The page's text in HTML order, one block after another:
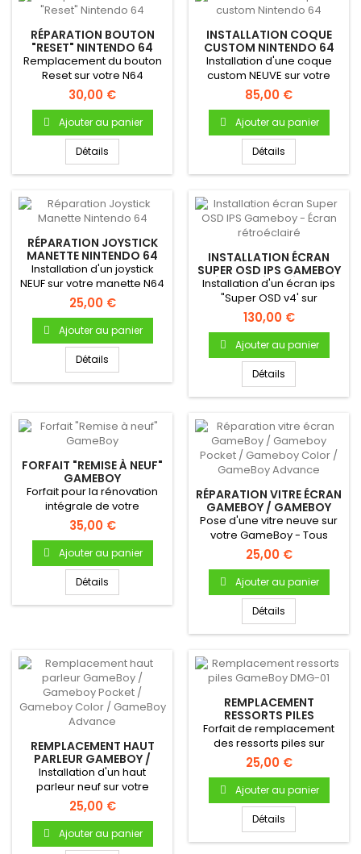
RÉPARATION BOUTON
"RESET" NINTENDO 64
Remplacement du bouton
Reset sur votre N64
30,00 €
Ajouter au panier
Détails
INSTALLATION COQUE
CUSTOM NINTENDO 64
Installation d'une coque
custom NEUVE sur votre
console Nintendo 64....
85,00 €
Ajouter au panier
Détails
RÉPARATION JOYSTICK
MANETTE NINTENDO 64
Installation d'un joystick
NEUF sur votre manette N64
!
25,00 €
Ajouter au panier
Détails
INSTALLATION ÉCRAN
SUPER OSD IPS GAMEBOY
- ÉCRAN RÉTROÉCLAIRÉ
Installation d'un écran ips
"Super OSD v4' sur
Gameboy DMG-01
(GameBoy...
130,00 €
Ajouter au panier
Détails
FORFAIT "REMISE À NEUF"
GAMEBOY
Forfait pour la rénovation
intégrale de votre
GameBoy
comprenant:Démontage...
35,00 €
Ajouter au panier
Détails
RÉPARATION VITRE ÉCRAN
GAMEBOY / GAMEBOY
POCKET / GAMEBOY
COLOR / GAMEBOY...
Pose d'une vitre neuve sur
votre GameBoy - Tous
modèles (sauf GBA SP)
25,00 €
Ajouter au panier
Détails
REMPLACEMENT HAUT
PARLEUR GAMEBOY /
GAMEBOY POCKET /
GAMEBOY COLOR /
GAMEBOY...
Installation d'un haut
parleur neuf sur votre
GameBoy - Tous modèles
25,00 €
Ajouter au panier
REMPLACEMENT
RESSORTS PILES
GAMEBOY DMG-01
Forfait de remplacement
des ressorts piles sur
GameBoy "Fat".Installation...
25,00 €
Ajouter au panier
Détails